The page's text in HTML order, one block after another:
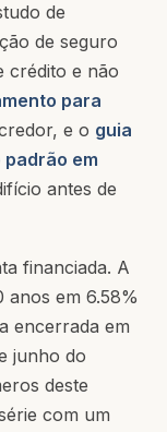
de
de seguro
crédito e não
para
e o guia
em
antes de
financiada. A
anos em 6.58%
encerrada em
junho do
deste
com um